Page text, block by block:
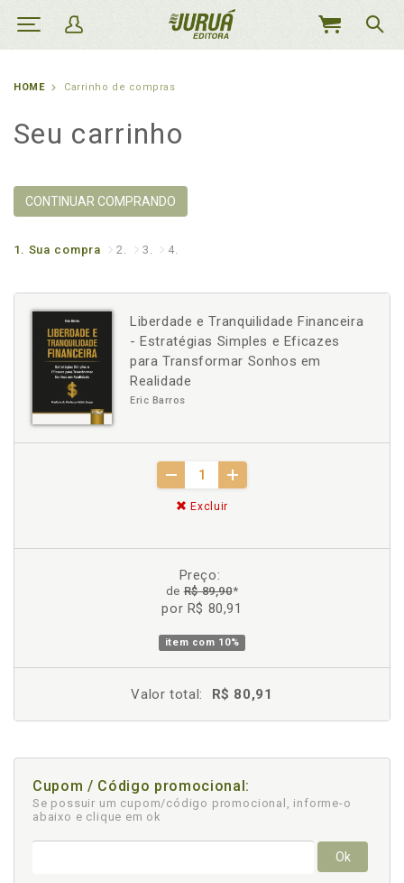
MEU
HOME Carrinho de compras
Seu carrinho
CONTINUAR COMPRANDO
1. Sua compra 2. 3. 4.
Liberdade e Tranquilidade Financeira
- Estratégias Simples e Eficazes
para Transformar Sonhos em
Realidade
Eric Barros
Excluir
Preço:
deR$ 89,90*
por R$ 80,91
item com 10%
Valor total: R$ 80,91
Cupom / Código promocional:
Se possuir um cupom/código promocional, informe-o
abaixo e clique em ok
Ok